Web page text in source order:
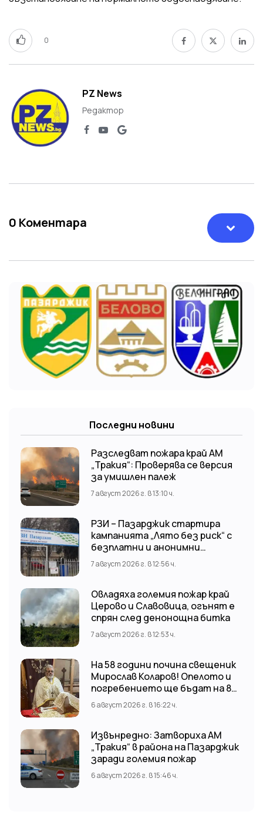
0
PZ News
Редактор
0 Коментара
Последни новини
Разследват пожара край АМ
„Тракия“: Проверява се версия
за умишлен палеж
7 август 2026 г. в 13:10 ч.
РЗИ – Пазарджик стартира
кампанията „Лято без риск“ с
безплатни и анонимни
изследвания за ХИВ
7 август 2026 г. в 12:56 ч.
Овладяха големия пожар край
Церово и Славовица, огънят е
спрян след денонощна битка
7 август 2026 г. в 12:53 ч.
На 58 години почина свещеник
Мирослав Коларов! Опелото и
погребението ще бъдат на 8
август (събота) от 11:00 часа в
храм “Св. Св. Козма и Дамян”, гр.
6 август 2026 г. в 16:22 ч.
Извънредно: Затвориха АМ
„Тракия“ в района на Пазарджик
заради големия пожар
6 август 2026 г. в 15:46 ч.